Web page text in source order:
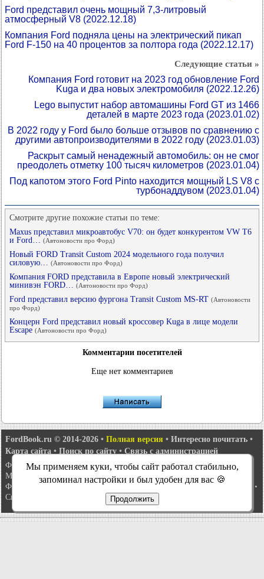
Ford представил очень мощный 7,3-литровый
атмосферный V8 (2022.12.18)
Компания Ford подняла цены на электрический пикап
Ford F-150 на 40 процентов за полтора года (2022.12.17)
Следующие статьи »
Компания Ford готовит на 2023 год обновление Ford
Kuga и два новых электромобиля (2022.12.26)
Lego выпустит набор автомашины Ford GT из 1466
деталей в марте 2023 года (2023.01.02)
В 2022 году у Ford было больше отзывов по сравнению с
другими автопроизводителями в 2022 году (2023.01.03)
Раскрыт самый ненадежный автомобиль: он не смог
преодолеть отметку 100 тысяч километров (2023.01.04)
Под капотом этого Ford Pinto находится мощный LS V8 с
турбонаддувом (2023.01.04)
Смотрите другие похожие статьи по теме:
Maxus представил микроавтобус V70: он будет конкурентом VW T6
и Ford… (Автоновости про Форд)
Новый FORD Transit Custom 2024 модельного года получил
силовую… (Автоновости про Форд)
Компания FORD представила в Европе новый электрический
минивэн FORD… (Автоновости про Форд)
Ford представил версию фургона Transit Custom MS-RT (Автоновости
про Форд)
Концерн Ford представил новый кроссовер Kuga в лице модели
Escape (Автоновости про Форд)
Комментарии посетителей
Еще нет комментариев
FordBook.ru © 2014-2026 • Полная версия • Интересно почитать •
Карта сайта • Поиск по сайту • Связь с администрацией
Фокус 1• Фокус Турнир 1•Фокус 2•Мондео 1•Мондео 1 и 2•
Мондео 2•Мондео 3•Мондео 4•Эскорт 3•Эскорт 4 •Эскорт 5
Фиеста 2
Таурус 1 и 2 Фьюжн • Скорпио 1
•
Сиерра
Мы применяем куки, чтобы сайт работал стабильно,
запоминал настройки и был удобен для вас 🍪
Продолжить